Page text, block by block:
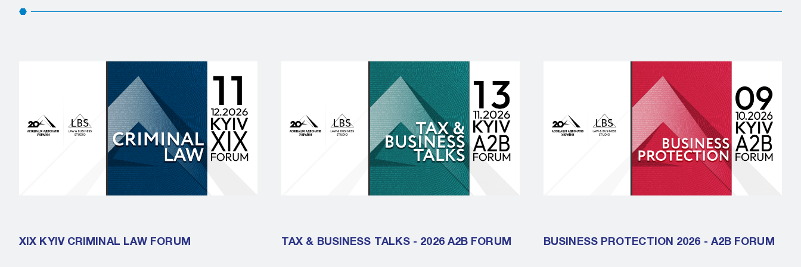
XIX KYIV CRIMINAL LAW FORUM TAX & BUSINESS TALKS - 2026 A2B FORUM BUSINESS PROTECTION 2026 - A2B FORUM